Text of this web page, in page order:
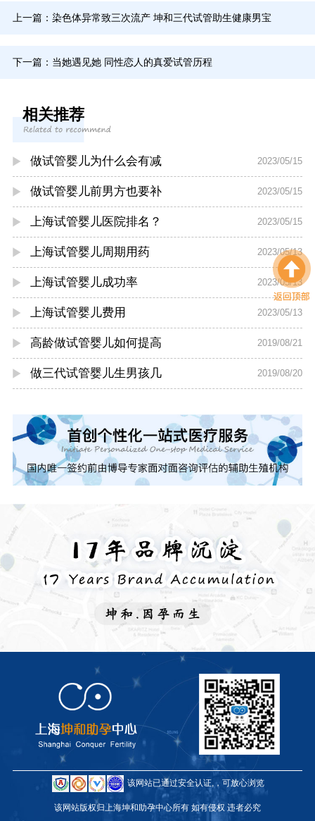
上一篇： 染色体异常致三次流产 坤和三代试管助生健康男宝
下一篇： 当她遇见她 同性恋人的真爱试管历程
相关推荐
做试管婴儿为什么会有减 2023/05/15
做试管婴儿前男方也要补 2023/05/15
上海试管婴儿医院排名？ 2023/05/15
上海试管婴儿周期用药 2023/05/13
上海试管婴儿成功率 2023/05/13
上海试管婴儿费用 2023/05/13
高龄做试管婴儿如何提高 2019/08/21
做三代试管婴儿生男孩几 2019/08/20
该网站已通过安全认证,，可放心浏览
该网站版权归上海坤和助孕中心所有 如有侵权 违者必究